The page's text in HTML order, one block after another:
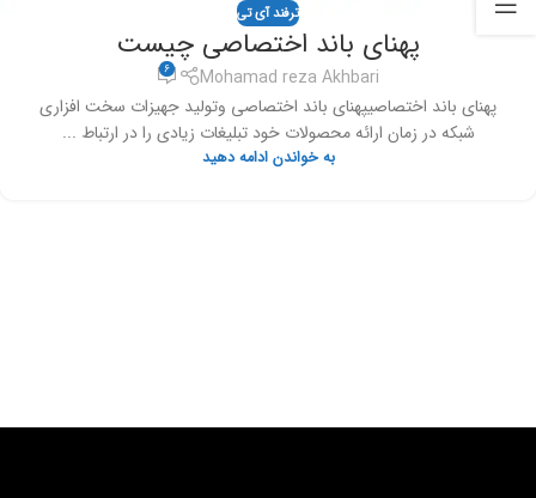
ترفند آی تی
پهنای باند اختصاصی چیست
Mohamad reza Akhbari
6
پهنای باند اختصاصیپهنای باند اختصاصی وتولید جهیزات سخت افزاری
شبکه در زمان ارائه محصولات خود تبلیغات زیادی را در ارتباط ...
به خواندن ادامه دهید